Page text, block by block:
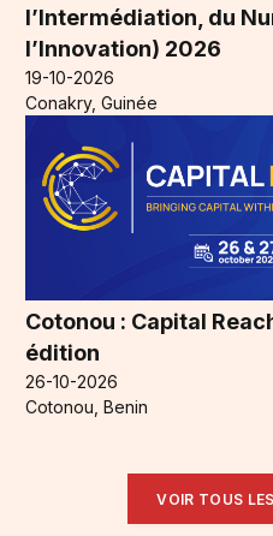
l’Intermédiation, du
l’Innovation) 2026
19-10-2026
Conakry, Guinée
Cotonou : Capital
édition
26-10-2026
Cotonou, Benin
VOIR TOUS